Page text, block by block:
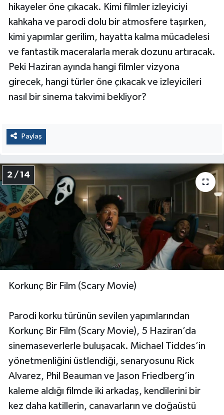
hikayeler öne çıkacak. Kimi filmler izleyiciyi
kahkaha ve parodi dolu bir atmosfere taşırken,
kimi yapımlar gerilim, hayatta kalma mücadelesi
ve fantastik maceralarla merak dozunu artıracak.
Peki Haziran ayında hangi filmler vizyona
girecek, hangi türler öne çıkacak ve izleyicileri
nasıl bir sinema takvimi bekliyor?
Paylaş
2 / 14
Korkunç Bir Film (Scary Movie)
Parodi korku türünün sevilen yapımlarından
Korkunç Bir Film (Scary Movie), 5 Haziran’da
sinemaseverlerle buluşacak. Michael Tiddes’in
yönetmenliğini üstlendiği, senaryosunu Rick
Alvarez, Phil Beauman ve Jason Friedberg’in
kaleme aldığı filmde iki arkadaş, kendilerini bir
kez daha katillerin, canavarların ve doğaüstü